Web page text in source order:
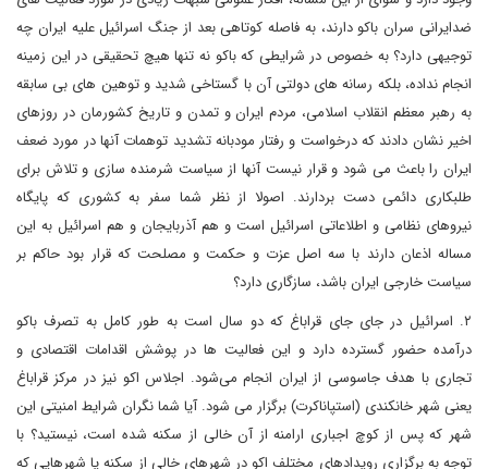
ضدایرانی سران باکو دارند، به فاصله کوتاهی بعد از جنگ اسرائیل علیه ایران چه
توجیهی دارد؟ به خصوص در شرایطی که باکو نه تنها هیچ تحقیقی در این زمینه
انجام نداده، بلکه رسانه های دولتی آن با گستاخی شدید و توهین های بی سابقه
به رهبر معظم انقلاب اسلامی، مردم ایران و تمدن و تاریخ کشورمان در روزهای
اخیر نشان دادند که درخواست و رفتار مودبانه تشدید توهمات آنها در مورد ضعف
ایران را باعث می شود و قرار نیست آنها از سیاست شرمنده سازی و تلاش برای
طلبکاری دائمی دست بردارند. اصولا از نظر شما سفر به کشوری که پایگاه
نیروهای نظامی و اطلاعاتی اسرائیل است و هم آذربایجان و هم اسرائیل به این
مساله اذعان دارند با سه اصل عزت و حکمت و مصلحت که قرار بود حاکم بر
سیاست خارجی ایران باشد، سازگاری دارد؟
۲. اسرائیل در جای جای قراباغ که دو سال است به طور کامل به تصرف باکو
درآمده حضور گسترده دارد و این فعالیت ها در پوشش اقدامات اقتصادی و
تجاری با هدف جاسوسی از ایران انجام می‌شود. اجلاس اکو نیز در مرکز قراباغ
یعنی شهر خانکندی (استپاناکرت) برگزار می شود. آیا شما نگران شرایط امنیتی این
شهر که پس از کوچ اجباری ارامنه از آن خالی از سکنه شده است، نیستید؟ با
توجه به برگزاری رویدادهای مختلف اکو در شهرهای خالی از سکنه یا شهرهایی که